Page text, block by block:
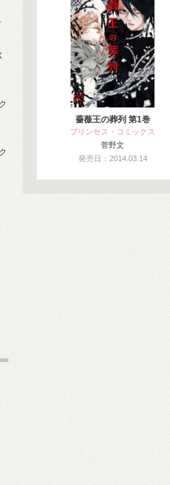
薔薇王の葬列 第1巻
プリンセス・コミックス
菅野文
発売日：2014.03.14